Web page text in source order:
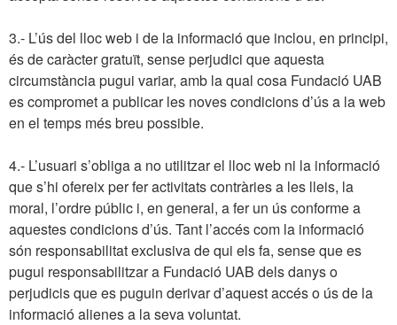
3.- L’ús del lloc web i de la informació que inclou, en principi,
és de caràcter gratuït, sense perjudici que aquesta
circumstància pugui variar, amb la qual cosa Fundació UAB
es compromet a publicar les noves condicions d’ús a la web
en el temps més breu possible.
4.- L’usuari s’obliga a no utilitzar el lloc web ni la informació
que s’hi ofereix per fer activitats contràries a les lleis, la
moral, l’ordre públic i, en general, a fer un ús conforme a
aquestes condicions d’ús. Tant l’accés com la informació
són responsabilitat exclusiva de qui els fa, sense que es
pugui responsabilitzar a Fundació UAB dels danys o
perjudicis que es puguin derivar d’aquest accés o ús de la
informació alienes a la seva voluntat.